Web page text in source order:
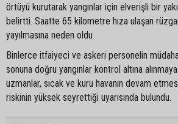
örtüyü kurutarak yangınlar için elverişli bir
belirtti. Saatte 65 kilometre hıza ulaşan
yayılmasına neden oldu.
Binlerce itfaiyeci ve askeri personelin
sonuna doğru yangınlar kontrol altına
uzmanlar, sıcak ve kuru havanın devam
riskinin yüksek seyrettiği uyarısında bulundu.